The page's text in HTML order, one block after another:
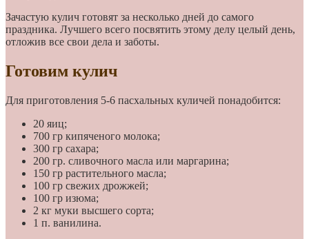
Зачастую кулич готовят за несколько дней до самого
праздника. Лучшего всего посвятить этому делу целый день,
отложив все свои дела и заботы.
Готовим кулич
Для приготовления 5-6 пасхальных куличей понадобится:
20 яиц;
700 гр кипяченого молока;
300 гр сахара;
200 гр. сливочного масла или маргарина;
150 гр растительного масла;
100 гр свежих дрожжей;
100 гр изюма;
2 кг муки высшего сорта;
1 п. ванилина.